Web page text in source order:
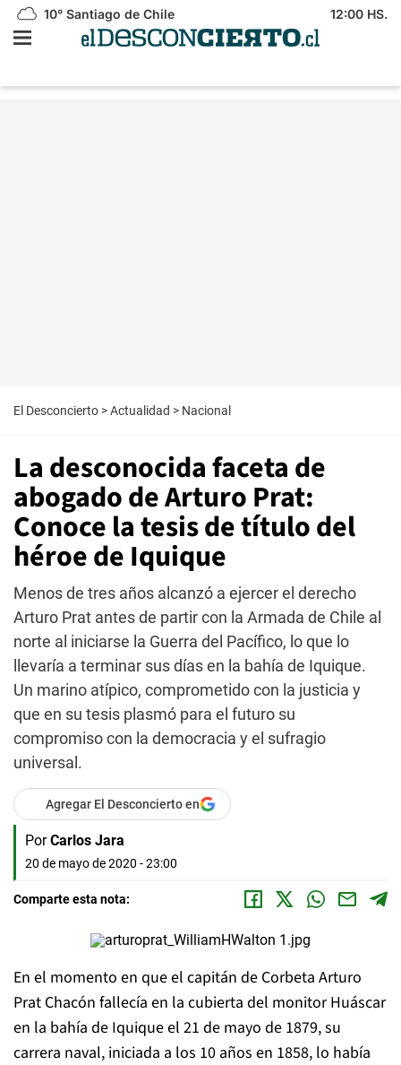
10° Santiago de Chile 12:00 HS.
El Desconcierto >Actualidad > Nacional
La desconocida faceta de
abogado de Arturo Prat:
Conoce la tesis de título del
héroe de Iquique
Menos de tres años alcanzó a ejercer el derecho
Arturo Prat antes de partir con la Armada de Chile al
norte al iniciarse la Guerra del Pacífico, lo que lo
llevaría a terminar sus días en la bahía de Iquique.
Un marino atípico, comprometido con la justicia y
que en su tesis plasmó para el futuro su
compromiso con la democracia y el sufragio
universal.
Agregar El Desconcierto en
Por Carlos Jara
20 de mayo de 2020 - 23:00
Comparte esta nota:
En el momento en que el capitán de Corbeta Arturo
Prat Chacón fallecía en la cubierta del monitor Huáscar
en la bahía de Iquique el 21 de mayo de 1879, su
carrera naval, iniciada a los 10 años en 1858, lo había